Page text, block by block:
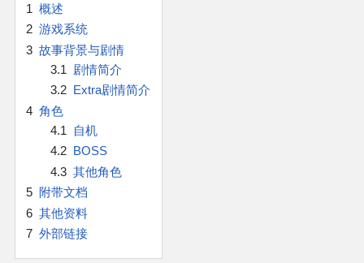
1 概述
2 游戏系统
3 故事背景与剧情
3.1 剧情简介
3.2 Extra剧情简介
4 角色
4.1
自机
4.2 BOSS
4.3 其他角色
5 附带文档
6 其他资料
7 外部链接
官方角色
公式资料
游戏攻略
东方相关活动
其他相关项目
二次创作与活动